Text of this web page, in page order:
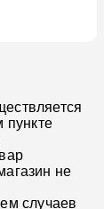
пункте
не
случаев